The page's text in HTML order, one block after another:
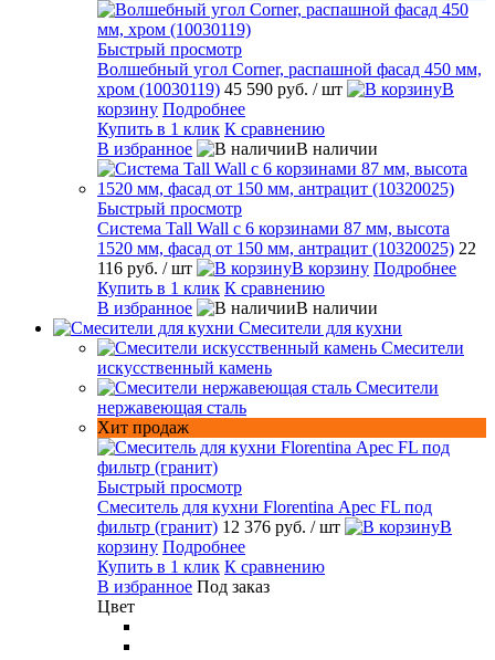
Быстрый просмотр
Волшебный угол Corner, распашной фасад 450 мм,
хром (10030119) 45 590 руб. / шт
В
корзину Подробнее
Купить в 1 клик К сравнению
В избранное
В наличии
Быстрый просмотр
Система Tall Wall с 6 корзинами 87 мм, высота
1520 мм, фасад от 150 мм, антрацит (10320025) 22
116 руб. / шт В корзину Подробнее
Купить в 1 клик К сравнению
В избранное
В наличии
Смесители для кухни
Смесители
искусственный камень
Смесители
нержавеющая сталь
Хит продаж
Быстрый просмотр
Смеситель для кухни Florentina Арес FL под
фильтр (гранит) 12 376 руб. / шт
В
корзину Подробнее
Купить в 1 клик К сравнению
В избранное Под заказ
Цвет